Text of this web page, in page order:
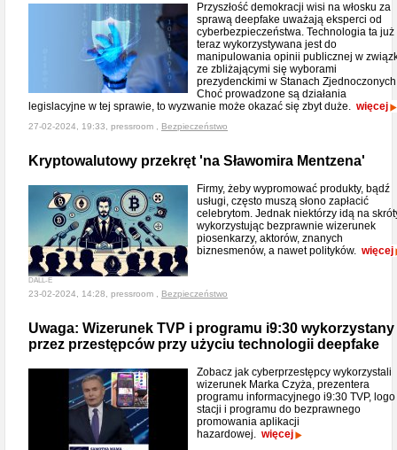
Przyszłość demokracji wisi na włosku za
sprawą deepfake uważają eksperci od
cyberbezpieczeństwa. Technologia ta już
teraz wykorzystywana jest do
manipulowania opinii publicznej w
ze zbliżającymi się wyborami
prezydenckimi w Stanach
Choć prowadzone są działania
legislacyjne w tej sprawie, to wyzwanie może okazać się zbyt duże. więcej
27-02-2024, 19:33, pressroom , Bezpieczeństwo
Kryptowalutowy przekręt 'na Sławomira Mentzena'
DALL-E
Firmy, żeby wypromować produkty, bądź
usługi, często muszą słono zapłacić
celebrytom. Jednak niektórzy idą na
wykorzystując bezprawnie wizerunek
piosenkarzy, aktorów, znanych
biznesmenów, a nawet polityków. więcej
23-02-2024, 14:28, pressroom , Bezpieczeństwo
Uwaga: Wizerunek TVP i programu i9:30 wykorzystany
przez przestępców przy użyciu technologii deepfake
Zobacz jak cyberprzestępcy wykorzystali
wizerunek Marka Czyża, prezentera
programu informacyjnego i9:30 TVP, logo
stacji i programu do bezprawnego
promowania aplikacji
hazardowej. więcej